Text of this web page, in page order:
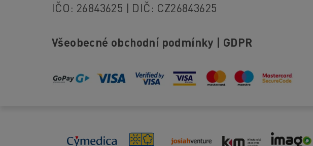
IČO: 26843625 | DIČ: CZ26843625
Všeobecné obchodní podmínky | GDPR